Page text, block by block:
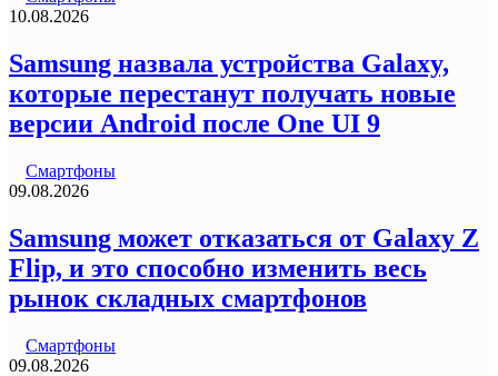
10.08.2026
Samsung назвала устройства Galaxy,
которые перестанут получать новые
версии Android после One UI 9
Смартфоны
09.08.2026
Samsung может отказаться от Galaxy Z
Flip, и это способно изменить весь
рынок складных смартфонов
Смартфоны
09.08.2026